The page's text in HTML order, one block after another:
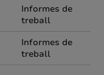
Informes de
treball
Informes de
treball